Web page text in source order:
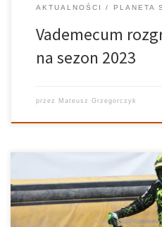
AKTUALNOŚCI PLANETA
Vademecum
na sezon 2023
przez Mateusz Grzegorczyk
Beniaminek eWinner 1. Ligi
transferowym. Od ubiegłego